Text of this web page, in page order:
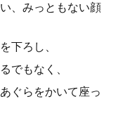
、みっともない顔
下ろし、
でもなく、
ぐらをかいて座っ